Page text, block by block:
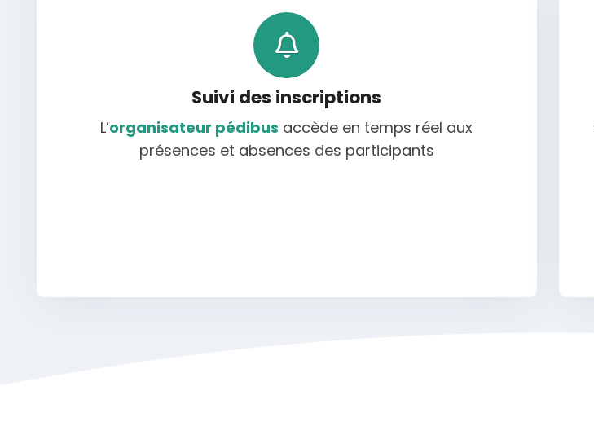
Suivi des inscriptions
L’organisateur pédibus accède en temps réel aux
présences et absences des participants